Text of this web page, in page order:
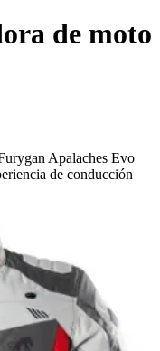
de moto
Apalaches Evo
de conducción